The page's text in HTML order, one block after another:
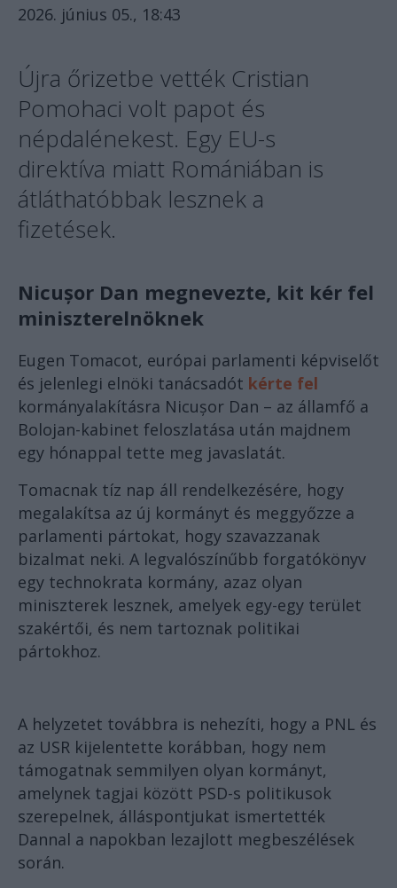
2026. június 05., 18:43
Újra őrizetbe vették Cristian
Pomohaci volt papot és
népdalénekest. Egy EU-s
direktíva miatt Romániában is
átláthatóbbak lesznek a
fizetések.
Nicușor Dan megnevezte, kit kér fel
miniszterelnöknek
Eugen Tomacot, európai parlamenti képviselőt
és jelenlegi elnöki tanácsadót kérte fel
kormányalakításra Nicușor Dan – az államfő a
Bolojan-kabinet feloszlatása után majdnem
egy hónappal tette meg javaslatát.
Tomacnak tíz nap áll rendelkezésére, hogy
megalakítsa az új kormányt és meggyőzze a
parlamenti pártokat, hogy szavazzanak
bizalmat neki. A legvalószínűbb forgatókönyv
egy technokrata kormány, azaz olyan
miniszterek lesznek, amelyek egy-egy terület
szakértői, és nem tartoznak politikai
pártokhoz.
A helyzetet továbbra is nehezíti, hogy a PNL és
az USR kijelentette korábban, hogy nem
támogatnak semmilyen olyan kormányt,
amelynek tagjai között PSD-s politikusok
szerepelnek, álláspontjukat ismertették
Dannal a napokban lezajlott megbeszélések
során.